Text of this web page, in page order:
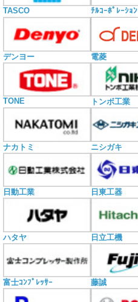
TASCO ﾁﾙｺｰﾎﾟﾚｰｼｮﾝ
デンヨー 電菱
TONE トンボ工業
ナカトミ ニシガキ
日動工業 日東工器
ハタヤ 日立工機
富士ｺﾝﾌﾟﾚｯｻｰ 藤誠